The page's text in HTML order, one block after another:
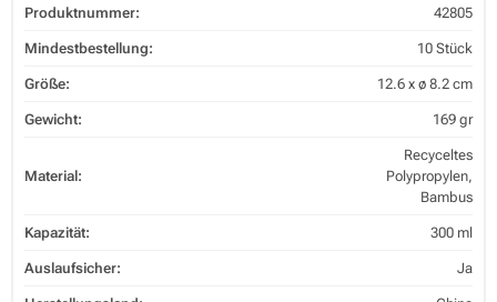
Produktnummer: 42805
Mindestbestellung: 10 Stück
Größe: 12.6 x ø 8.2 cm
Gewicht: 169 gr
Material:
Recyceltes
Polypropylen,
Bambus
Kapazität: 300 ml
Auslaufsicher: Ja